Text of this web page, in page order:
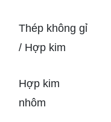
Thép không gỉ
/ Hợp kim
Hợp kim
nhôm